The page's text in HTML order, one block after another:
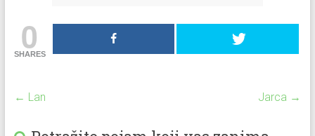
0
SHARES
← Lan Jarca →